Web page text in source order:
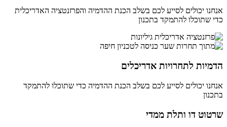
אנחנו יכולים לסייע לכם בשלב הכנת ההדמיה והפרזנטציה האדריכלית
כדי שתוכלו להתמקד בתכנון
הדמיות לתחרויות אדריכלים
אנחנו יכולים לסייע לכם בשלב הכנת ההדמיה כדי שתוכלו להתמקד
בתכנון
שרטוט דו ותלת ממדי